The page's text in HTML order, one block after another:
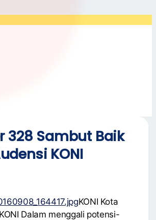
328 Sambut Baik
KONI
KONI Kota
Dalam menggali potensi-